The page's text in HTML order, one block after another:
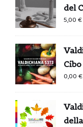
del
5,00€
0,00€